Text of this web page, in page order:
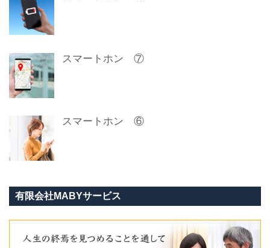
スマートホン ⑦
スマートホン ⑥
有限会社MABYサービス